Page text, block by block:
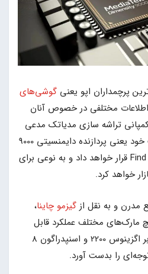
پرچمداران اپو یعنی گوشی‌های
مختلفی در خصوص آنان
تراشه سازی مدیاتک مدعی
است که جدیدترین چیپست خود یعنی پردازنده دایمنسیتی 9000
را در دل گوشی اپو مدل Find X5 قرار خواهد داد و به نوعی برای
خواهد کرد.
مدرن و به نقل از گیزمو چاینا،
9000 در بنچ مارک‌های مختلف عملکرد قابل
قبولی را کسب کرده و در برابر اگزینوس 2200 و اسنپدراگون 8